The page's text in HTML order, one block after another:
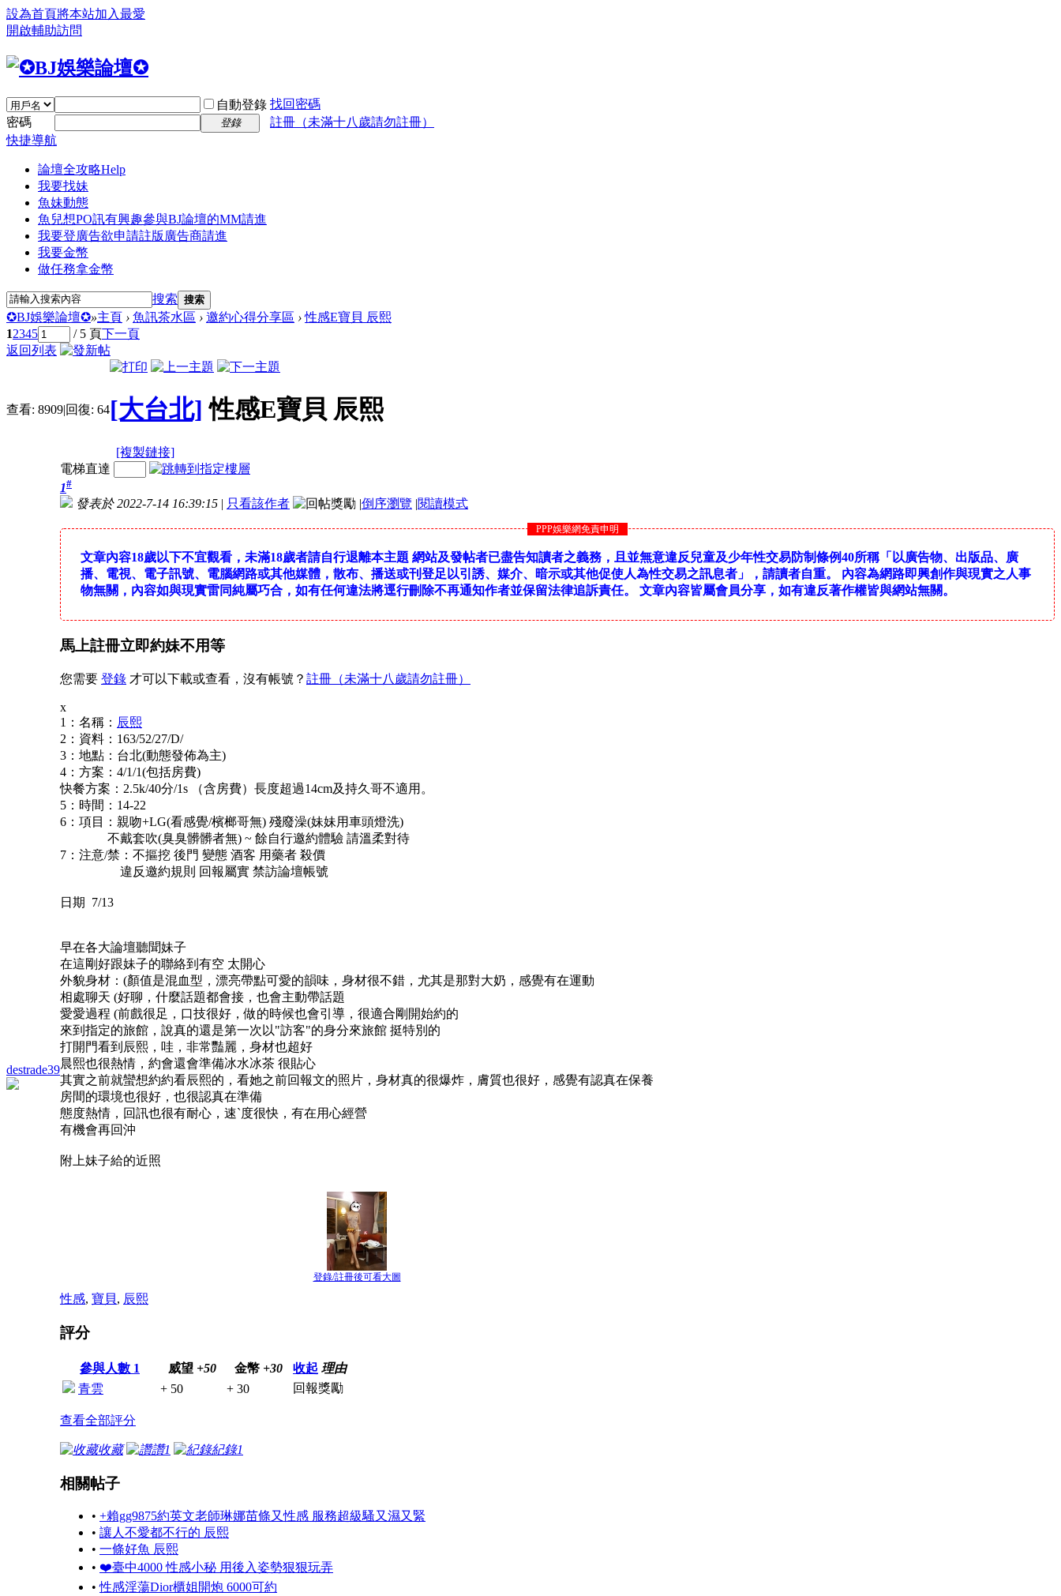
設為首頁將本站加入最愛
開啟輔助訪問
自動登錄 找回密碼
密碼
登錄
註冊（未滿十八歲請勿註冊）
快捷導航
論壇全攻略Help
我要找妹
魚妹動態
魚兒想PO訊有興趣參與BJ論壇的MM請進
我要登廣告欲申請註版廣告商請進
我要金幣
做任務拿金幣
搜索 搜索
✪BJ娛樂論壇✪»主頁 › 魚訊茶水區 › 邀約心得分享區 › 性感E寶貝 辰熙
12345 / 5 頁下一頁
返回列表
查看: 8909|回復: 64[大台北] 性感E寶貝 辰熙
[複製鏈接]
destrade39
電梯直達
1#
發表於 2022-7-14 16:39:15 | 只看該作者 |倒序瀏覽 |閱讀模式
PPP娛樂網免責申明
文章內容18歲以下不宜觀看，未滿18歲者請自行退離本主題 網站及發帖者已盡告知讀者之義務，且並無意違反兒童及少年性交易防制條例40所稱「以廣告物、出版品、廣
播、電視、電子訊號、電腦網路或其他媒體，散布、播送或刊登足以引誘、媒介、暗示或其他促使人為性交易之訊息者」，請讀者自重。 內容為網路即興創作與現實之人事
物無關，內容如與現實雷同純屬巧合，如有任何違法將逕行刪除不再通知作者並保留法律追訴責任。 文章內容皆屬會員分享，如有違反著作權皆與網站無關。
馬上註冊立即約妹不用等
您需要 登錄 才可以下載或查看，沒有帳號？ 註冊（未滿十八歲請勿註冊）
x
1：名稱： 辰熙
2：資料：163/52/27/D/
3：地點：台北(動態發佈為主)
4：方案：4/1/1(包括房費)
快餐方案：2.5k/40分/1s （含房費）長度超過14cm及持久哥不適用。
5：時間：14-22
6：項目：親吻+LG(看感覺/檳榔哥無) 殘廢澡(妹妹用車頭燈洗)
不戴套吹(臭臭髒髒者無) ~ 餘自行邀約體驗 請溫柔對待
7：注意/禁：不摳挖 後門 變態 酒客 用藥者 殺價
違反邀約規則 回報屬實 禁訪論壇帳號
日期 7/13
早在各大論壇聽聞妹子
在這剛好跟妹子的聯絡到有空 太開心
外貌身材：(顏值是混血型，漂亮帶點可愛的韻味，身材很不錯，尤其是那對大奶，感覺有在運動
相處聊天 (好聊，什麼話題都會接，也會主動帶話題
愛愛過程 (前戲很足，口技很好，做的時候也會引導，很適合剛開始約的
來到指定的旅館，說真的還是第一次以"訪客"的身分來旅館 挺特別的
打開門看到辰熙，哇，非常豔麗，身材也超好
晨熙也很熱情，約會還會準備冰水冰茶 很貼心
其實之前就蠻想約約看辰熙的，看她之前回報文的照片，身材真的很爆炸，膚質也很好，感覺有認真在保養
房間的環境也很好，也很認真在準備
態度熱情，回訊也很有耐心，速ˋ度很快，有在用心經營
有機會再回沖
附上妹子給的近照
登錄/註冊後可看大圖
性感, 寶貝, 辰熙
評分
參與人數 1 威望 +50 金幣 +30 收起 理由
青雲
+ 50 + 30 回報獎勵
查看全部評分
收藏 讚1 紀錄1
相關帖子
• +賴gg9875約英文老師琳娜苗條又性感 服務超級騷又濕又緊
• 讓人不愛都不行的 辰熙
• 一條好魚 辰熙
• ❤️臺中4000 性感小秘 用後入姿勢狠狠玩弄
•性感淫蕩Dior櫃姐開炮 6000可約